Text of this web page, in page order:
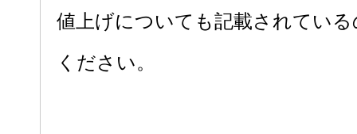
値上げについても記載されてい
ください。